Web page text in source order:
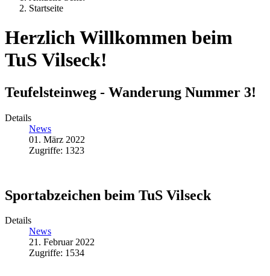
Startseite
Herzlich Willkommen beim
TuS Vilseck!
Teufelsteinweg - Wanderung Nummer 3!
Details
News
01. März 2022
Zugriffe: 1323
Sportabzeichen beim TuS Vilseck
Details
News
21. Februar 2022
Zugriffe: 1534